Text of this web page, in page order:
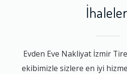
Evden Eve Nakliyat İzmir
ekibimizle sizlere en iyi